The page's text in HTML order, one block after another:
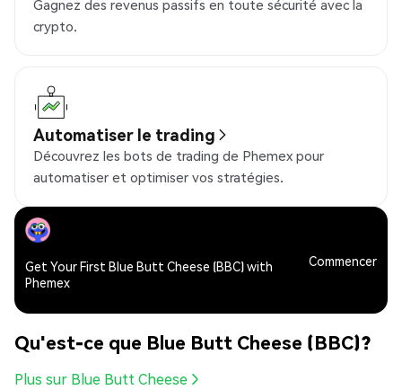
Gagnez des revenus passifs en toute sécurité avec la
crypto.
Automatiser le trading
Découvrez les bots de trading de Phemex pour
automatiser et optimiser vos stratégies.
Get Your First Blue Butt Cheese (BBC) with
Phemex
Commencer
Qu'est-ce que Blue Butt Cheese (BBC)?
Plus sur Blue Butt Cheese